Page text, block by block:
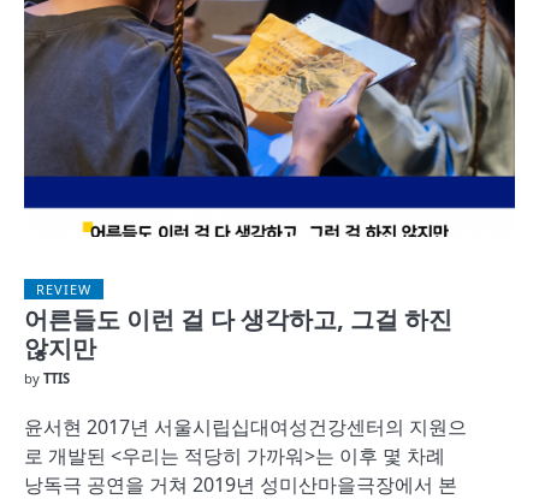
REVIEW
어른들도 이런 걸 다 생각하고, 그걸 하진
않지만
by TTIS
윤서현 2017년 서울시립십대여성건강센터의 지원으
로 개발된 <우리는 적당히 가까워>는 이후 몇 차례
낭독극 공연을 거쳐 2019년 성미산마을극장에서 본